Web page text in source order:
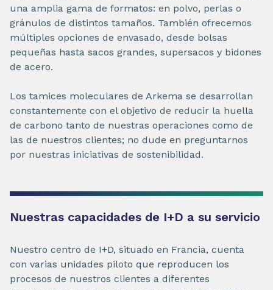
una amplia gama de formatos: en polvo, perlas o
gránulos de distintos tamaños. También ofrecemos
múltiples opciones de envasado, desde bolsas
pequeñas hasta sacos grandes, supersacos y bidones
de acero.
Los tamices moleculares de Arkema se desarrollan
constantemente con el objetivo de reducir la huella
de carbono tanto de nuestras operaciones como de
las de nuestros clientes; no dude en preguntarnos
por nuestras iniciativas de sostenibilidad.
Nuestras capacidades de I+D a su servicio
Nuestro centro de I+D, situado en Francia, cuenta
con varias unidades piloto que reproducen los
procesos de nuestros clientes a diferentes